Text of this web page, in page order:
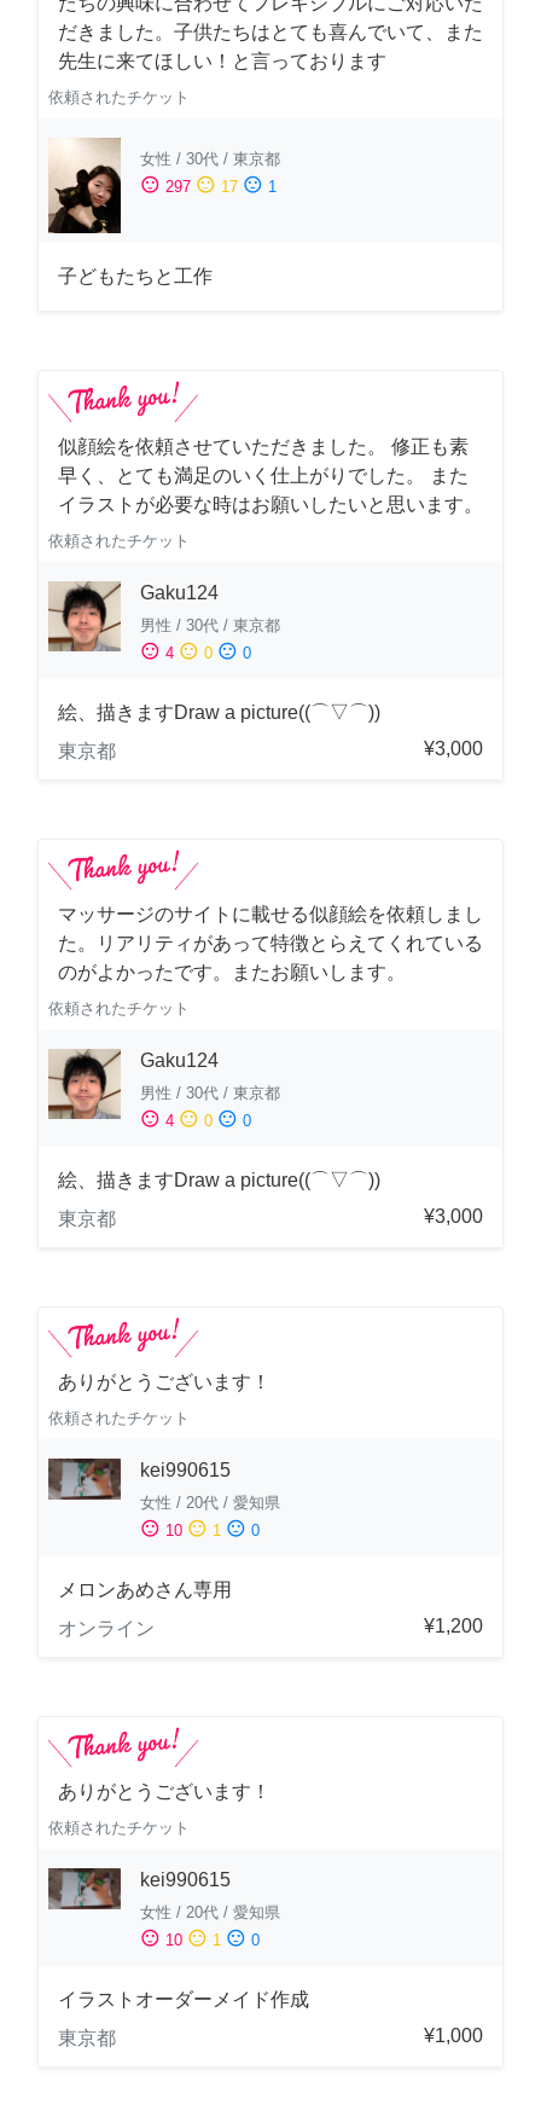
だきました。子供たちはとても喜んでいて、また
先生に来てほしい！と言っております
依頼されたチケット
女性 / 30代 / 東京都
sentiment_satisfied 297 sentiment_neutral 17 sentiment_dissatisfied 1
子どもたちと工作
似顔絵を依頼させていただきました。 修正も素
早く、とても満足のいく仕上がりでした。 また
イラストが必要な時はお願いしたいと思います。
依頼されたチケット
Gaku124
男性 / 30代 / 東京都
sentiment_satisfied 4 sentiment_neutral 0 sentiment_dissatisfied 0
絵、描きますDraw a picture((⌒▽⌒))
東京都
¥3,000
マッサージのサイトに載せる似顔絵を依頼しまし
た。リアリティがあって特徴とらえてくれている
のがよかったです。またお願いします。
依頼されたチケット
Gaku124
男性 / 30代 / 東京都
sentiment_satisfied 4 sentiment_neutral 0 sentiment_dissatisfied 0
絵、描きますDraw a picture((⌒▽⌒))
東京都
¥3,000
ありがとうございます！
依頼されたチケット
kei990615
女性 / 20代 / 愛知県
sentiment_satisfied 10 sentiment_neutral 1 sentiment_dissatisfied 0
メロンあめさん専用
オンライン
¥1,200
ありがとうございます！
依頼されたチケット
kei990615
女性 / 20代 / 愛知県
sentiment_satisfied 10 sentiment_neutral 1 sentiment_dissatisfied 0
イラストオーダーメイド作成
東京都
¥1,000